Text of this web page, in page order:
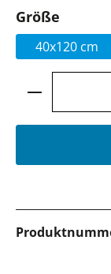
Größe
40x120 cm
Produkt